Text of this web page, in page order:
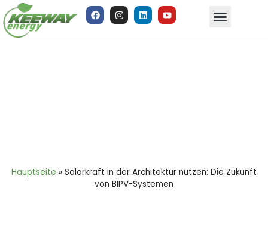
Hauptseite » Solarkraft in der Architektur nutzen: Die Zukunft
von BIPV-Systemen